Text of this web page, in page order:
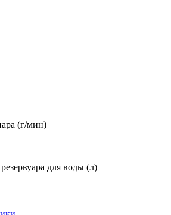
(г/мин)
для воды (л)